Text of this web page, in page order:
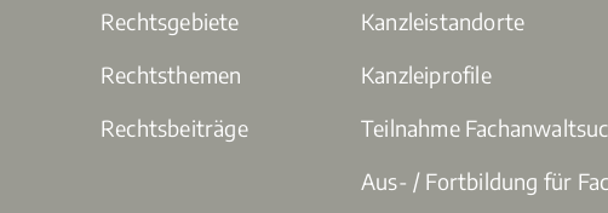
Rechtsgebiete
Rechtsthemen
Rechtsbeiträge
Kanzleistandorte
Kanzleiprofile
Teilnahme
Aus- / Fortbildung für